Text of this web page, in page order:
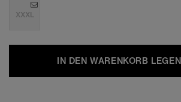
XXXL
IN DEN WARENKORB LEGEN